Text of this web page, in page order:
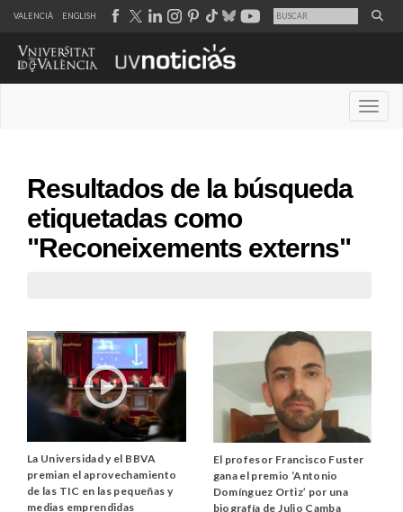
VALENCIÀ ENGLISH
Resultados de la búsqueda
etiquetadas como
"Reconeixements externs"
La Universidad y el BBVA
premian el aprovechamiento
de las TIC en las pequeñas y
medias emprendidas
El profesor Francisco Fuster
gana el premio ‘Antonio
Domínguez Ortiz’ por una
biografía de Julio Camba